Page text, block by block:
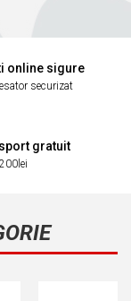
online sigure
securizat
gratuit